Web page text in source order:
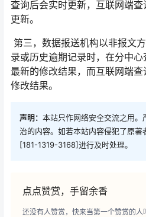
查询后会实时更新，互联网端
更新。
第三，数据报送机构以非报文
录或历史逾期记录时，在分中
最新的修改结果，而互联网端
修改结果。
声明： 本站只作网络安全交流之用
治的内容。如若本站内容侵犯了原著
[181-1319-3168]进行及时处理。
点点赞赏，手留余香
还没有人赞赏，快来当第一个赞赏的人